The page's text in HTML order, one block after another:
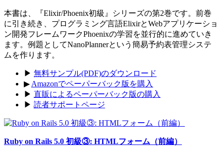
本書は、『Elixir/Phoenix初級』シリーズの第2巻です。前巻
に引き続き、プログラミング言語ElixirとWebアプリケーショ
ン開発フレームワークPhoenixの学習を並行的に進めていき
ます。例題としてNanoPlannerという簡易予約表管理システ
ムを作ります。
▶ 無料サンプル(PDF)のダウンロード
▶ Amazonでペーパーバック版を購入
▶ 直販によるペーパーバック版の購入
▶ 読者サポートページ
Ruby on Rails 5.0 初級③: HTMLフォーム（前編）